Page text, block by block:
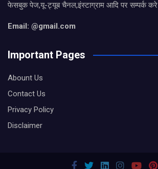
फेसबुक पेज,यू-ट्यूब चैनल,इंस्टाग्राम आदि पर सम्पर्क
Email: @gmail.com
Important Pages
Abount Us
Contact Us
Privacy Policy
Disclaimer